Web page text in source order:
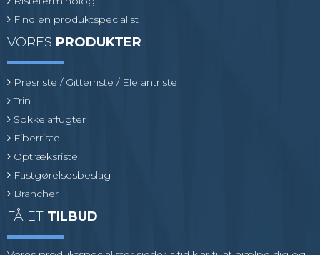
Find en produktspecialist
VORES PRODUKTER
Presriste / Gitterriste / Elefantriste
Trin
Sokkelaffugter
Fiberriste
Optræksriste
Fastgørelsesbeslag
Brancher
FÅ ET TILBUD